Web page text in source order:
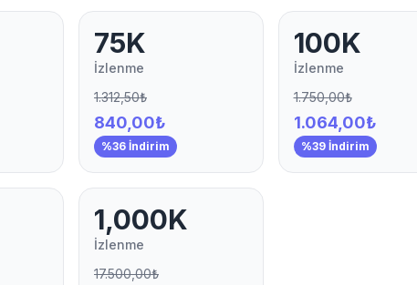
75K
İzlenme
1.312,50₺
840,00₺
%36 İndirim
100K
İzlenme
1.750,00₺
1.064,00₺
%39 İndirim
1,000K
İzlenme
17.500,00₺